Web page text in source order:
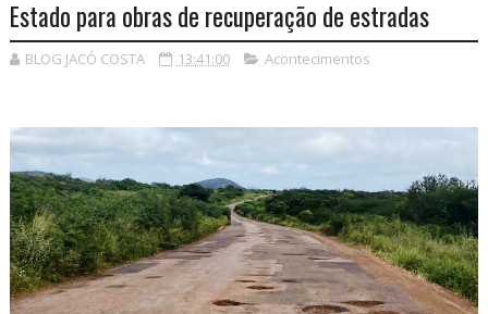
Estado para obras de recuperação de estradas
BLOG JACÓ COSTA 13:41:00 Acontecimentos